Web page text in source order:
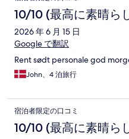
10/10 (最高に素晴ら
2026 年 6 月 15 日
Google で翻訳
Rent sødt personale god
John、4 泊旅行
宿泊者限定の口コミ
10/10 (最高に素晴ら